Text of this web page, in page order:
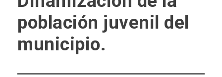
población juvenil del
municipio.